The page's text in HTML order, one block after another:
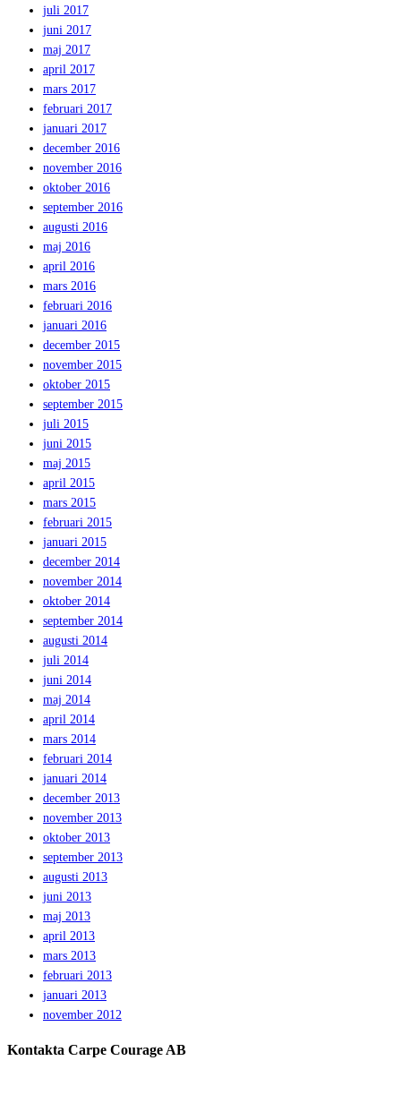
juli 2017
juni 2017
maj 2017
april 2017
mars 2017
februari 2017
januari 2017
december 2016
november 2016
oktober 2016
september 2016
augusti 2016
maj 2016
april 2016
mars 2016
februari 2016
januari 2016
december 2015
november 2015
oktober 2015
september 2015
juli 2015
juni 2015
maj 2015
april 2015
mars 2015
februari 2015
januari 2015
december 2014
november 2014
oktober 2014
september 2014
augusti 2014
juli 2014
juni 2014
maj 2014
april 2014
mars 2014
februari 2014
januari 2014
december 2013
november 2013
oktober 2013
september 2013
augusti 2013
juni 2013
maj 2013
april 2013
mars 2013
februari 2013
januari 2013
november 2012
Kontakta Carpe Courage AB